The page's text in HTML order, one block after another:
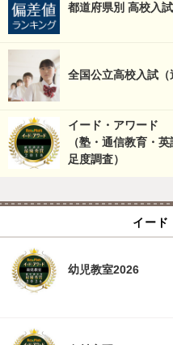
都道府県別 高校入
全国公立高校入試（
イード・アワード
（塾・通信教育・
足度調査）
イード
幼児教室2026